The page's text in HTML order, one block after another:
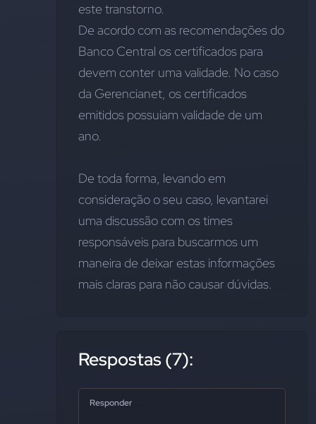
este transtorno.
De acordo com as recomendações do
Banco Central os certificados para
devem conter uma validade. No caso
da Gerencianet, os certificados
emitidos possuiam validade de um
ano.
De toda forma, levando em
consideração o seu caso, levantarei
uma discussão com os times
responsáveis para buscarmos um
maneira de deixar estas informações
mais claras para não causar dúvidas.
Respostas (7):
Responder